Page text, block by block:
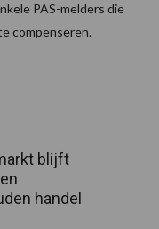
PAS-melders die
compenseren.
blijft
handel